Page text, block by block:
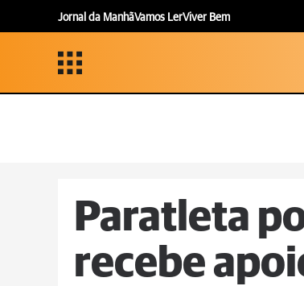
Jornal da ManhãVamos LerViver Bem
Paratleta
recebe